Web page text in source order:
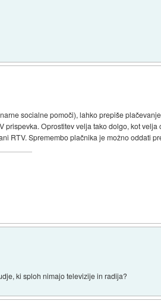
socialne pomoči), lahko prepiše
Oprostitev velja tako dolgo, kot
RTV. Spremembo plačnika je možno oddati
ki sploh nimajo televizije in radija?